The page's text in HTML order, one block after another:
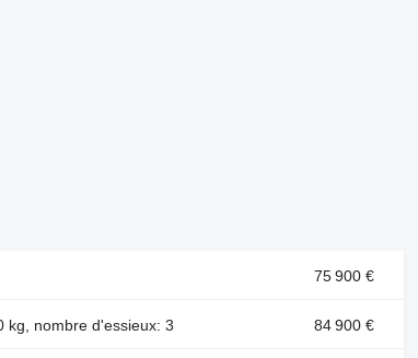
75 900 €
kg, nombre d'essieux: 3 84 900 €